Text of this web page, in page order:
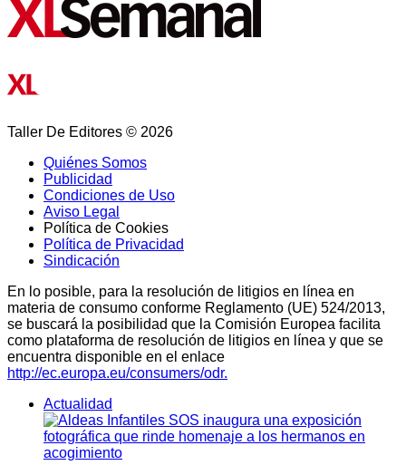
Taller De Editores © 2026
Quiénes Somos
Publicidad
Condiciones de Uso
Aviso Legal
Política de Cookies
Política de Privacidad
Sindicación
En lo posible, para la resolución de litigios en línea en
materia de consumo conforme Reglamento (UE) 524/2013,
se buscará la posibilidad que la Comisión Europea facilita
como plataforma de resolución de litigios en línea y que se
encuentra disponible en el enlace
http://ec.europa.eu/consumers/odr.
Actualidad